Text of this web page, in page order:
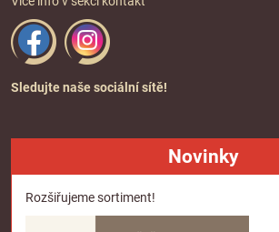
Sledujte naše sociální sítě!
Novinky
Rozšiřujeme sortiment!